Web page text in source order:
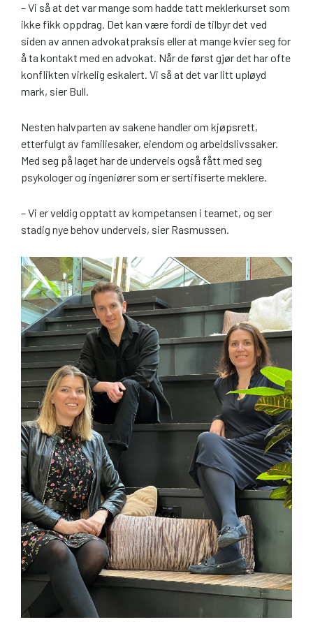
– Vi så at det var mange som hadde tatt meklerkurset som
ikke fikk oppdrag. Det kan være fordi de tilbyr det ved
siden av annen advokatpraksis eller at mange kvier seg for
å ta kontakt med en advokat. Når de først gjør det har ofte
konflikten virkelig eskalert. Vi så at det var litt upløyd
mark, sier Bull.
Nesten halvparten av sakene handler om kjøpsrett,
etterfulgt av familiesaker, eiendom og arbeidslivssaker.
Med seg på laget har de underveis også fått med seg
psykologer og ingeniører som er sertifiserte meklere.
– Vi er veldig opptatt av kompetansen i teamet, og ser
stadig nye behov underveis, sier Rasmussen.